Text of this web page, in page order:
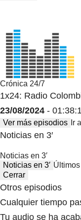
Crónica 24/7
1x24: Radio
23/08/2024 -
Ver más episodios Ir
Noticias en 3′
Noticias en 3′
Noticias en 3′
Cerrar
Otros episodios
Cualquier tiempo
Tu audio se ha